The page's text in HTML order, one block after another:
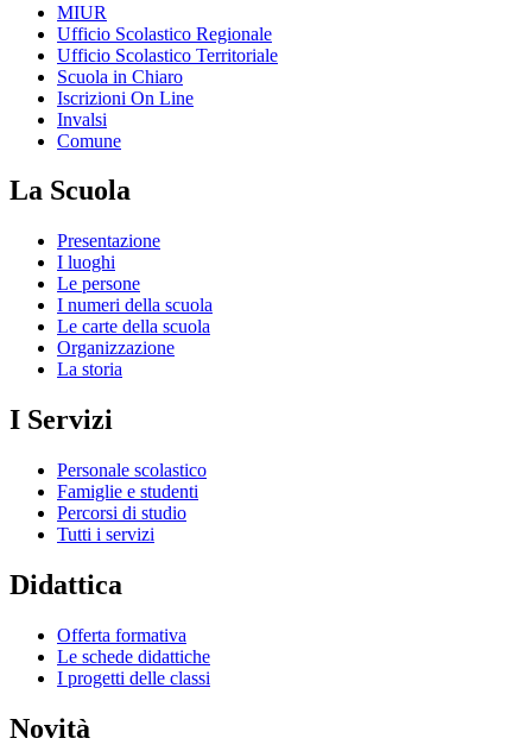
MIUR
Ufficio Scolastico Regionale
Ufficio Scolastico Territoriale
Scuola in Chiaro
Iscrizioni On Line
Invalsi
Comune
La Scuola
Presentazione
I luoghi
Le persone
I numeri della scuola
Le carte della scuola
Organizzazione
La storia
I Servizi
Personale scolastico
Famiglie e studenti
Percorsi di studio
Tutti i servizi
Didattica
Offerta formativa
Le schede didattiche
I progetti delle classi
Novità